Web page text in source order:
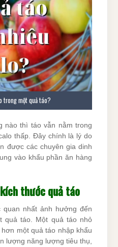
trong một quả táo?
nào thì táo vẫn nằm trong
thấp. Đây chính là lý do
được các chuyên gia dinh
vào khẩu phần ăn hàng
thước quả táo
nhất ảnh hưởng đến
quả táo. Một quả táo nhỏ
một quả táo nhập khẩu
lượng năng lượng tiêu thụ,